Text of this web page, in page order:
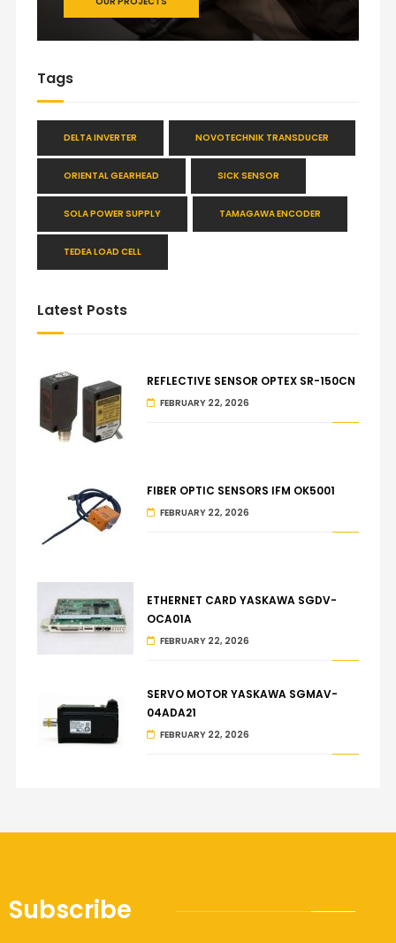
Tags
DELTA INVERTER NOVOTECHNIK TRANSDUCER
ORIENTAL GEARHEAD SICK SENSOR
SOLA POWER SUPPLY TAMAGAWA ENCODER
TEDEA LOAD CELL
Latest Posts
REFLECTIVE SENSOR OPTEX SR-150CN
FEBRUARY 22, 2026
FIBER OPTIC SENSORS IFM OK5001
FEBRUARY 22, 2026
ETHERNET CARD YASKAWA SGDV-
OCA01A
FEBRUARY 22, 2026
SERVO MOTOR YASKAWA SGMAV-
04ADA21
FEBRUARY 22, 2026
Subscribe